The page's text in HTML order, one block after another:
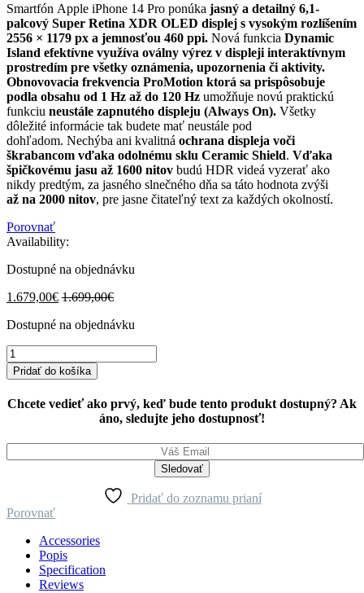
Smartfón Apple iPhone 14 Pro ponúka jasný a detailný 6,1-
palcový Super Retina XDR OLED displej s vysokým rozlíšením
2556 × 1179 px a jemnosťou 460 ppi. Nová funkcia Dynamic
Island efektívne využíva oválny výrez v displeji interaktívnym
prostredím pre všetky oznámenia, upozornenia či aktivity.
Obnovovacia frekvencia ProMotion ktorá sa prispôsobuje
podla obsahu od 1 Hz až do 120 Hz umožňuje novú praktickú
funkciu neustále zapnutého displeju (Always On). Všetky
dôležité informácie tak budete mať neustále pod
dohľadom. Nechýba ani kvalitná ochrana displeja voči
škrabancom vďaka odolnému sklu Ceramic Shield. Vďaka
špičkovému jasu až 1600 nitov budú HDR videá vyzerať ako
nikdy predtým, za jasného slnečného dňa sa táto hodnota zvýši
až na 2000 nitov, pre jasne čitateľný text za každých okolností.
Porovnať
Availability:
Dostupné na objednávku
1.679,00€ 1.699,00€
Dostupné na objednávku
iPhone
14
Pro
Silver
Pridať do košíka
Chcete vedieť ako prvý, keď bude tento produkt dostupný? Ak
áno, sledujte jeho dostupnosť!
Pridať do zoznamu prianí
Porovnať
Accessories
Popis
Specification
Reviews